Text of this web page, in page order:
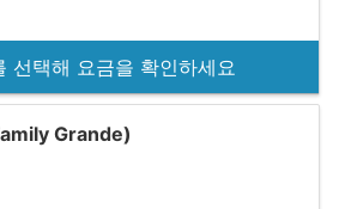
선택해 요금을 확인하세요
Grande)